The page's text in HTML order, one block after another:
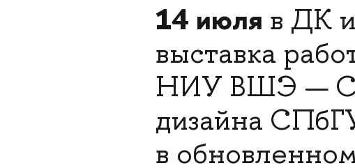
14 июля в ДК
выставка
НИУ ВШЭ —
дизайна
в